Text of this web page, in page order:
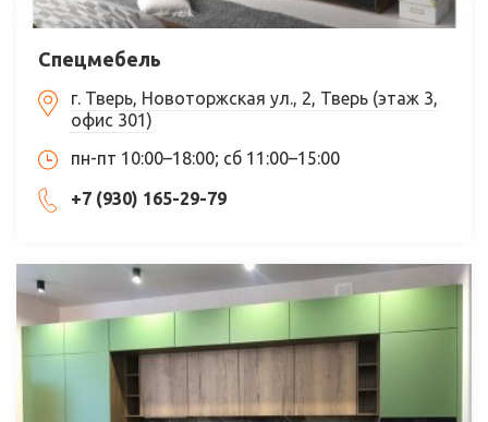
Спецмебель
г. Тверь, Новоторжская ул., 2, Тверь (этаж 3,
офис 301)
пн-пт 10:00–18:00; сб 11:00–15:00
+7 (930) 165-29-79